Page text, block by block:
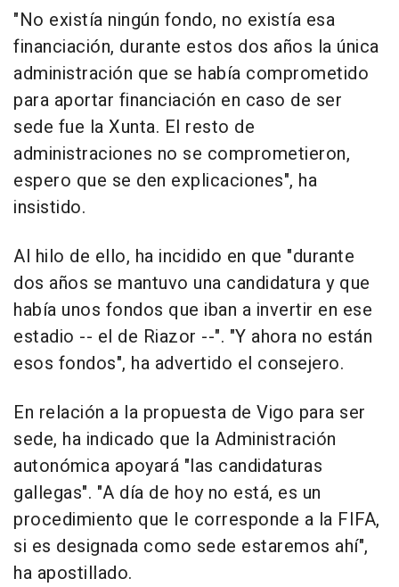
"No existía ningún fondo, no existía esa
financiación, durante estos dos años la única
administración que se había comprometido
para aportar financiación en caso de ser
sede fue la Xunta. El resto de
administraciones no se comprometieron,
espero que se den explicaciones", ha
insistido.
Al hilo de ello, ha incidido en que "durante
dos años se mantuvo una candidatura y que
había unos fondos que iban a invertir en ese
estadio -- el de Riazor --". "Y ahora no están
esos fondos", ha advertido el consejero.
En relación a la propuesta de Vigo para ser
sede, ha indicado que la Administración
autonómica apoyará "las candidaturas
gallegas". "A día de hoy no está, es un
procedimiento que le corresponde a la FIFA,
si es designada como sede estaremos ahí",
ha apostillado.